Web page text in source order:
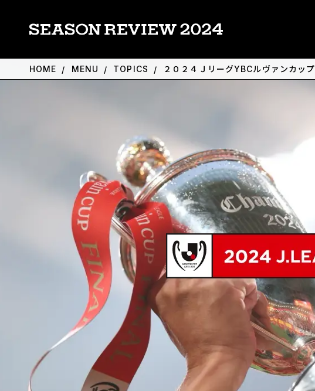
HOME MENU TOPICS ２０２４ＪリーグYBCルヴァンカップ